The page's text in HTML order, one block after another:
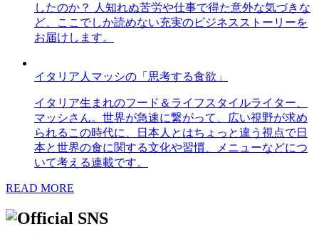
したのか？ 人知れぬ苦労や仕事で得た意外な気づきな
ど、ここでしか読めない充実のビジネスストーリーを
お届けします。
イタリア人マッシの「思考する食欲」
イタリア生まれのフード＆ライフスタイルライター、
マッシさん。世界が急速に繋がって、広い視野が求め
られるこの時代に、日本人とはちょっと違う視点で日
本と世界の食に関する文化や習慣、メニューなどにつ
いて考える連載です。
READ MORE